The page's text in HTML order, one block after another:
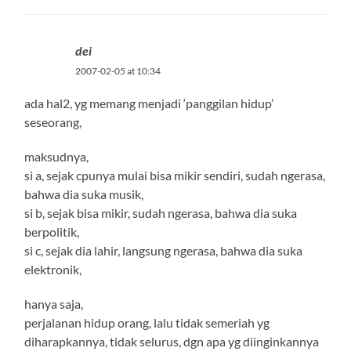
dei
2007-02-05 at 10:34
ada hal2, yg memang menjadi ‘panggilan hidup’
seseorang,
maksudnya,
si a, sejak cpunya mulai bisa mikir sendiri, sudah ngerasa,
bahwa dia suka musik,
si b, sejak bisa mikir, sudah ngerasa, bahwa dia suka
berpolitik,
si c, sejak dia lahir, langsung ngerasa, bahwa dia suka
elektronik,
hanya saja,
perjalanan hidup orang, lalu tidak semeriah yg
diharapkannya, tidak selurus, dgn apa yg diinginkannya